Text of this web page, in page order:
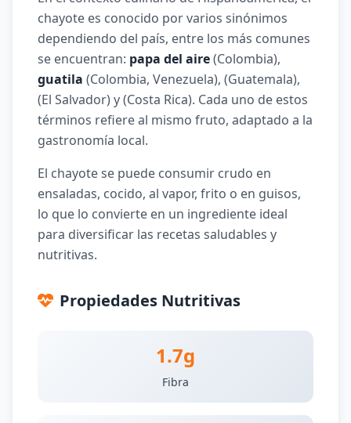
chayote es conocido por varios sinónimos
dependiendo del país, entre los más comunes
se encuentran: papa del aire(Colombia),
guatila (Colombia, Venezuela), (Guatemala),
(El Salvador) y(Costa Rica). Cada uno de estos
términos refiere al mismo fruto, adaptado a la
gastronomía local.
El chayote se puede consumir crudo en
ensaladas, cocido, al vapor, frito o en guisos,
lo que lo convierte en un ingrediente ideal
para diversificar las recetas saludables y
nutritivas.
Propiedades Nutritivas
1.7g
Fibra